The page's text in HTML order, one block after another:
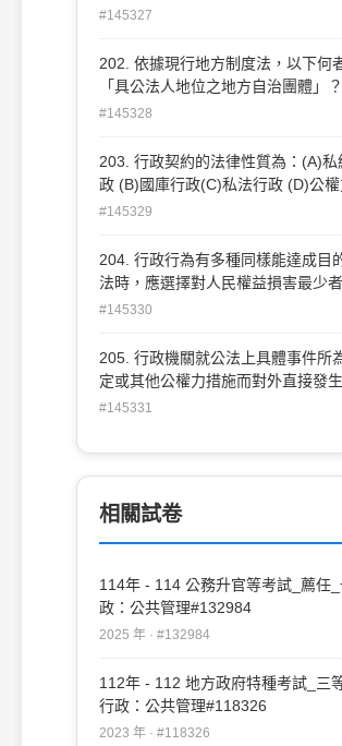
約 (B)拒絕健康保險給付(C)拒發健康
#145327
202. 依據現行地方制度法，以下何
「具公法人地位之地方自治團體」？
(B) 縣 (C)縣轄市 (D)鄉、鎮
#145328
203. 行政契約的法律性質為：(A)私
政 (B)國庫行政(C)私法行政 (D)公
政
#145329
204. 行政行為有多種同樣能達成目
法時，應選擇對人民權益損害最少
係何種法律原則之應用？(A)衡平原
#145330
205. 行政機關就公法上具體事件所
定或其他公權力措施而對外直接發
之單方行政行為，其相對人雖非特定
一般規則 (B)一般處分 (C)特殊規則
殊處分
#145331
相關試卷
114年 - 114 公務升官等考試_薦任
政：公共管理#132984
2025 年 · #132984
112年 - 112 地方政府特種考試_三
行政：公共管理#118326
2023 年 · #118326